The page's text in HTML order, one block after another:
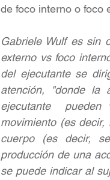
de foco interno o foco
Gabriele Wulf es sin
externo vs foco
del ejecutante se
atención, "donde la
ejecutante
movimiento (es
cuerpo (es decir,
producción de una
se puede indicar al